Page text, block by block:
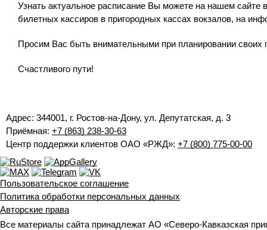
Узнать актуальное расписание Вы можете на нашем
билетных кассиров в пригородных кассах вокзалов, на
Просим Вас быть внимательными при планировании своих
Счастливого пути!
Адрес: 344001, г. Ростов-на-Дону, ул. Депутатская, д. 3
Приёмная: +7 (863) 238-30-63
Центр поддержки клиентов ОАО «РЖД»: +7 (800) 775-00-00
Пользовательское соглашение
Политика обработки персональных данных
Авторские права
Все материалы сайта принадлежат АО «Северо-Кавказская